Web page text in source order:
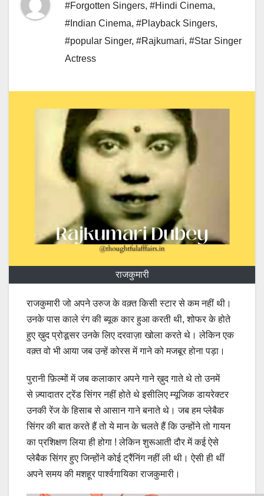
#Forgotten Singers, #Hindi Cinema,
#Indian Cinema, #Playback Singers,
#popular Singer, #Rajkumari, #Star Singer
Actress
राजकुमारी
राजकुमारी जो अपने उरुज के वक़्त किसी स्टार से कम नहीं थी।
उनके पास काले रंग की ब्यूक कार हुआ करती थी, शोफर के होते
हुए ख़ुद प्रोडूसर उनके लिए दरवाज़ा खोला करते थे। लेकिन एक
वक़्त वो भी आया जब उन्हें कोरस में गाने को मजबूर होना पड़ा।
पुरानी फ़िल्मों में जब कलाकार अपने गाने ख़ुद गाते थे तो उनमें
से ज़्यादातर ट्रेंड सिंगर नहीं होते थे इसीलिए म्यूजिक डायरेक्टर
उनकी रेंज के हिसाब से आसान गाने बनाते थे। जब हम प्लेबैक
सिंगर की बात करते हैं तो ये मान के चलते हैं कि उन्होंने तो गायन
का प्रशिक्षण लिया ही होगा ! लेकिन शुरूआती दौर में कई ऐसे
प्लेबैक सिंगर हुए जिन्होंने कोई ट्रैंनिंग नहीं ली थी। ऐसी ही थीं
अपने समय की मशहूर पार्श्वगायिका राजकुमारी।